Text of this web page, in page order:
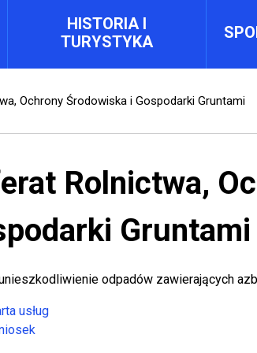
HISTORIA I
TURYSTYKA
Ochrony Środowiska i Gospodarki Gruntami
załatwić sprawę
Rolnictwa,
Gruntami
odpadów zawierających
usług